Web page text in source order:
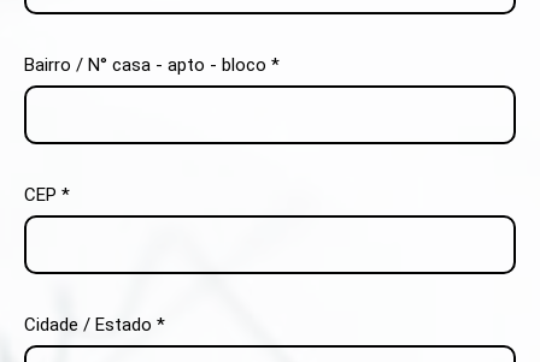
Bairro / N° casa - apto - bloco *
CEP *
Cidade / Estado *